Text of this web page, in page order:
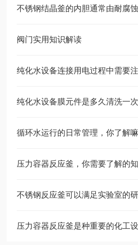
不锈钢结晶釜的内胆通常由耐腐
阀门实用知识解读
纯化水设备连接用电过程中需要
纯化水设备膜元件是多久清洗一
循环水运行的日常管理，你了解
压力容器反应釜，你需要了解的
不锈钢反应釜可以满足实验室的
压力容器反应釜是种重要的化工